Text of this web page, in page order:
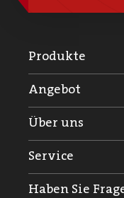
Produkte
Angebot
Über uns
Service
Haben Sie